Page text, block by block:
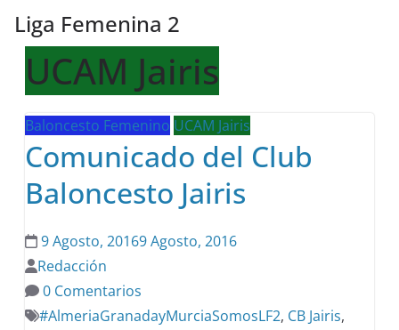
Liga Femenina 2
UCAM Jairis
Baloncesto Femenino UCAM Jairis
Comunicado del Club
Baloncesto Jairis
9 Agosto, 20169 Agosto, 2016
Redacción
0 Comentarios
#AlmeriaGranadayMurciaSomosLF2, CB Jairis,